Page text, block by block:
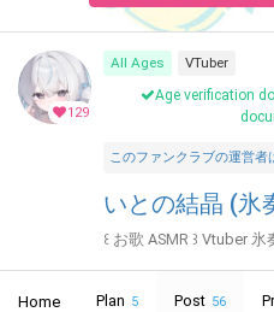
129
All Ages
VTuber
Age verification
このファンクラブの運営
いとの結晶 (氷
꒰ お歌 ASMR ꒱
Home Plan 5 Post 56